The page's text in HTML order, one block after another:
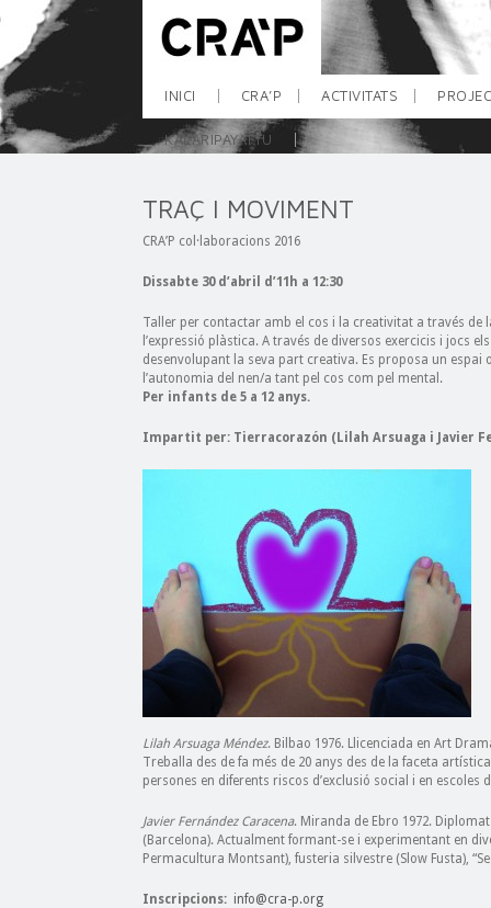
INICI CRA’P ACTIVITATS
KALARIPAYATTU
TRAÇ I MOVIMENT
CRA’P col·laboracions 2016
Dissabte 30 d’abril d’11h a 12:30
Taller per contactar amb el cos i la creativitat a través de
l’expressió plàstica. A través de diversos exercicis i jocs
desenvolupant la seva part creativa. Es proposa un
l’autonomia del nen/a tant pel cos com pel mental.
Per infants de 5 a 12 anys.
Impartit per: Tierracorazón (Lilah Arsuaga i Javier
Lilah Arsuaga Méndez. Bilbao 1976. Llicenciada en Art
Treballa des de fa més de 20 anys des de la faceta
persones en diferents riscos d’exclusió social i en escoles
Javier Fernández Caracena. Miranda de Ebro 1972.
(Barcelona). Actualment formant-se i experimentant en
Permacultura Montsant), fusteria silvestre (Slow Fusta),
Inscripcions: info@cra-p.org